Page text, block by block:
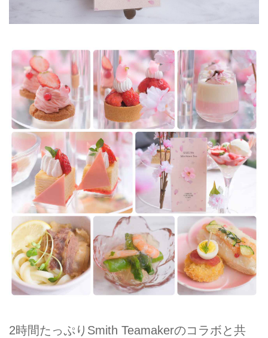
2時間たっぷりSmith Teamakerのコラボと共